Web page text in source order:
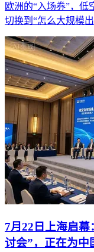
欧洲的“入场券”，低
切换到“怎么大规模出
7月22日上海启
讨会”，正在为中